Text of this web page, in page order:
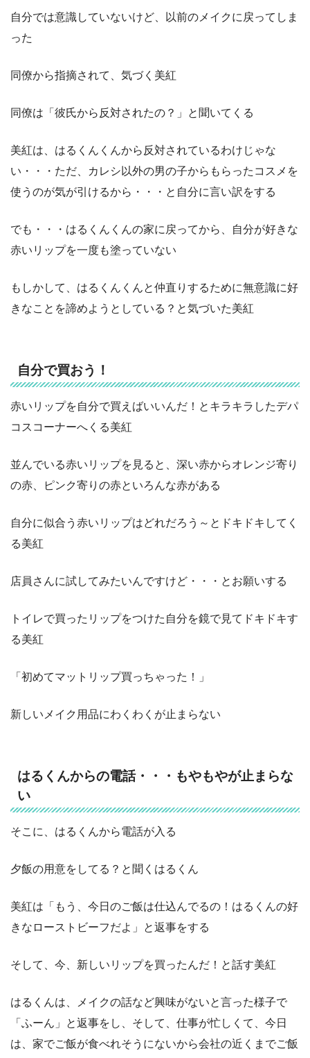
自分では意識していないけど、以前のメイクに戻ってしま
った
同僚から指摘されて、気づく美紅
同僚は「彼氏から反対されたの？」と聞いてくる
美紅は、はるくんくんから反対されているわけじゃな
い・・・ただ、カレシ以外の男の子からもらったコスメを
使うのが気が引けるから・・・と自分に言い訳をする
でも・・・はるくんくんの家に戻ってから、自分が好きな
赤いリップを一度も塗っていない
もしかして、はるくんくんと仲直りするために無意識に好
きなことを諦めようとしている？と気づいた美紅
自分で買おう！
赤いリップを自分で買えばいいんだ！とキラキラしたデパ
コスコーナーへくる美紅
並んでいる赤いリップを見ると、深い赤からオレンジ寄り
の赤、ピンク寄りの赤といろんな赤がある
自分に似合う赤いリップはどれだろう～とドキドキしてく
る美紅
店員さんに試してみたいんですけど・・・とお願いする
トイレで買ったリップをつけた自分を鏡で見てドキドキす
る美紅
「初めてマットリップ買っちゃった！」
新しいメイク用品にわくわくが止まらない
はるくんからの電話・・・もやもやが止まらな
い
そこに、はるくんから電話が入る
夕飯の用意をしてる？と聞くはるくん
美紅は「もう、今日のご飯は仕込んでるの！はるくんの好
きなローストビーフだよ」と返事をする
そして、今、新しいリップを買ったんだ！と話す美紅
はるくんは、メイクの話など興味がないと言った様子で
「ふーん」と返事をし、そして、仕事が忙しくて、今日
は、家でご飯が食べれそうにないから会社の近くまでご飯